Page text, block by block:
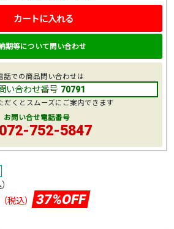
（税込） 37%OFF
カートに入れる
期等について問い合わせ
話での商品問い合わせは
い合わせ番号 70791
だくとスムーズにご案内できます
お問い合せ電話番号
072-752-5847